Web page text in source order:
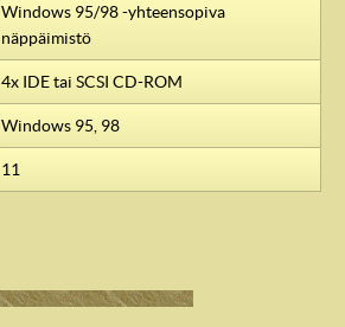
Windows 95/98 -yhteensopiva
näppäimistö
4x IDE tai SCSI CD-ROM
Windows 95, 98
11